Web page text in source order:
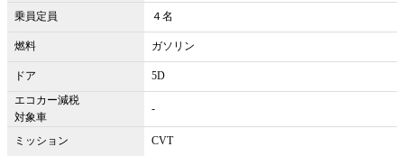
乗員定員 ４名
燃料 ガソリン
ドア
5D
エコカー減税
対象車
-
ミッション CVT